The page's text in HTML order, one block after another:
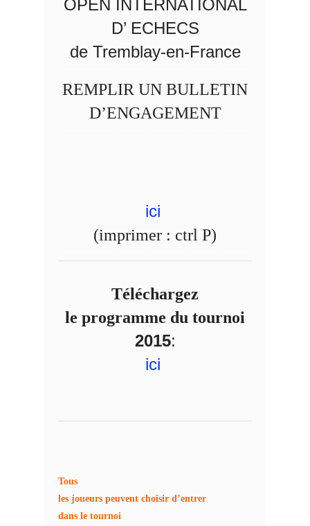
OPEN INTERNATIONAL
D’ ECHECS
de Tremblay-en-France
REMPLIR UN BULLETIN
D’ENGAGEMENT
ici
(imprimer : ctrl P)
Téléchargez
le programme du tournoi
2015:
ici
Tous
les joueurs peuvent choisir d’entrer
dans le tournoi